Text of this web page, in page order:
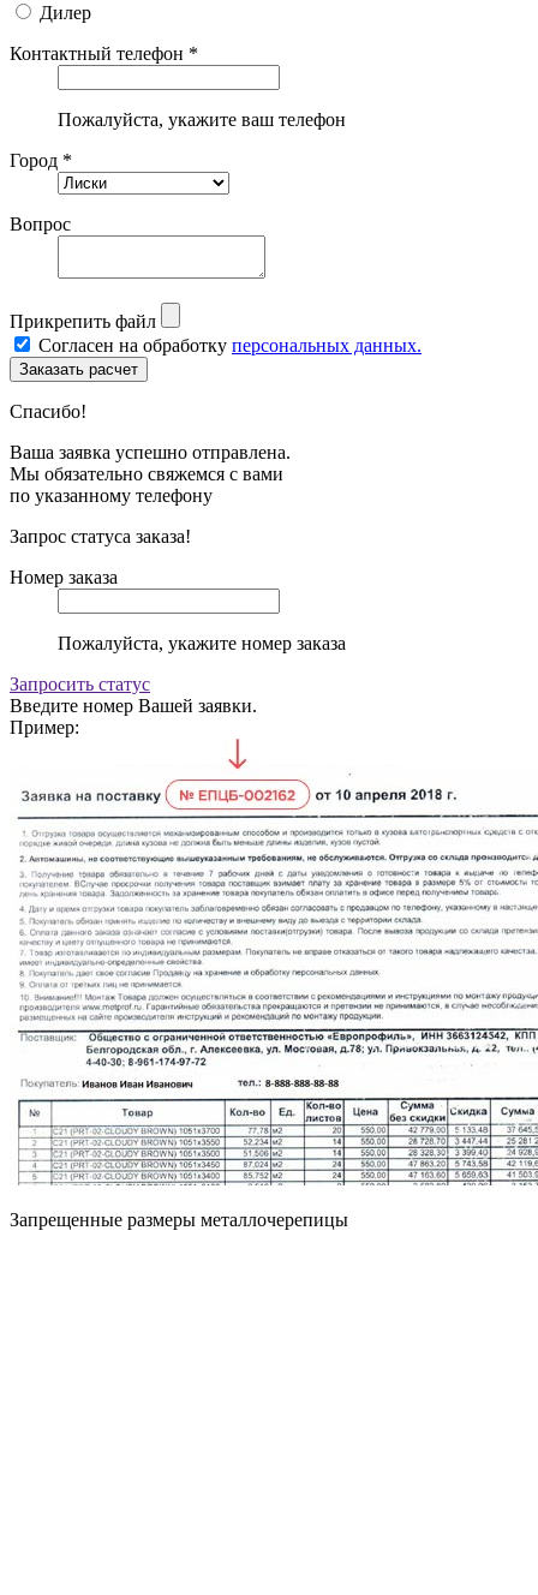
Дилер
Контактный телефон *
Пожалуйста, укажите ваш телефон
Город *
Вопрос
Прикрепить файл
Согласен на обработку персональных данных.
Спасибо!
Ваша заявка успешно отправлена.
Мы обязательно свяжемся с вами
по указанному телефону
Запрос статуса заказа!
Номер заказа
Пожалуйста, укажите номер заказа
Запросить статус
Введите номер Вашей заявки.
Пример:
Запрещенные размеры металлочерепицы